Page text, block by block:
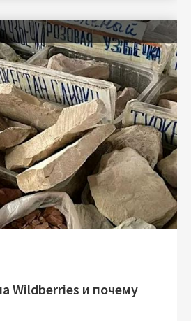
Wildberries и почему